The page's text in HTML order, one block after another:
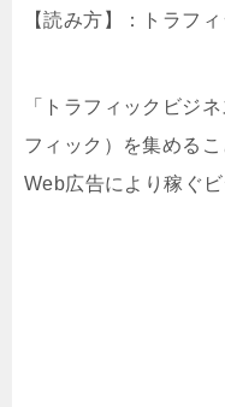
【読み方】：トラフ
「トラフィックビジ
フィック）を集める
Web広告により稼ぐ